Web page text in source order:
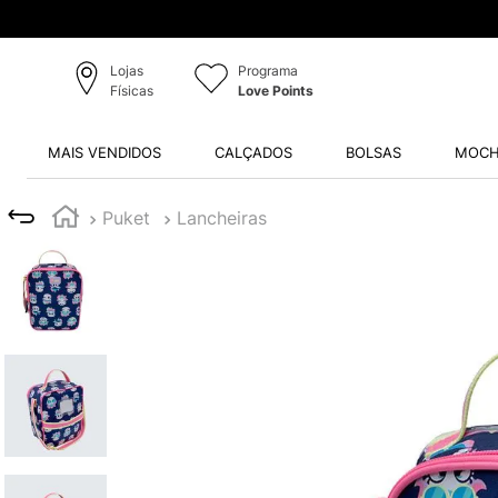
Lojas
Físicas
Programa
Love Points
MAIS VENDIDOS CALÇADOS BOLSAS
Puket Lancheiras